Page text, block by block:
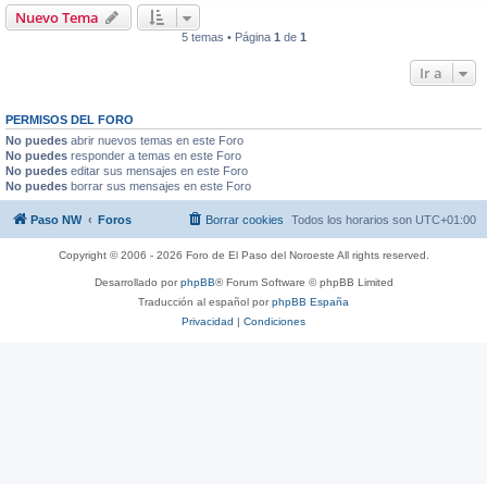
Nuevo Tema
5 temas • Página 1 de 1
Ir a
PERMISOS DEL FORO
No puedes abrir nuevos temas en este Foro
No puedes responder a temas en este Foro
No puedes editar sus mensajes en este Foro
No puedes borrar sus mensajes en este Foro
Paso NW Foros Todos los horarios son UTC+01:00
Borrar cookies
Copyright © 2006 - 2026 Foro de El Paso del Noroeste All rights reserved.
Desarrollado porphpBB® Forum Software © phpBB Limited
Traducción al español porphpBB España
Privacidad | Condiciones